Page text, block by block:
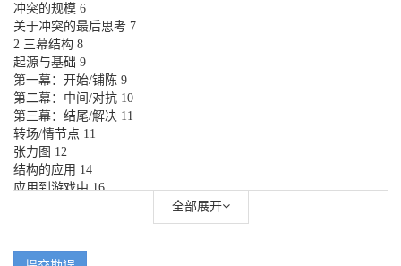
冲突的规模 6
关于冲突的最后思考 7
2 三幕结构 8
起源与基础 9
第一幕：开始/铺陈 9
第二幕：中间/对抗 10
第三幕：结尾/解决 11
转场/情节点 11
张力图 12
结构的应用 14
应用到游戏中 16
关于三幕结构的最后思考 23
简史 24
全部展开